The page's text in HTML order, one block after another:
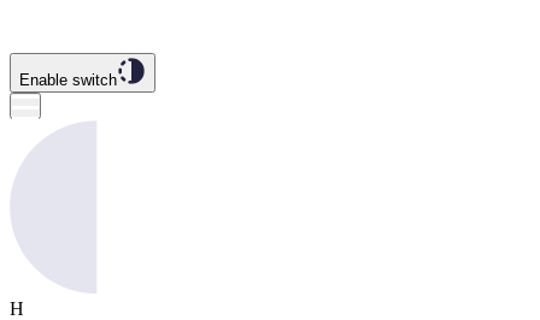
Enable switch
H